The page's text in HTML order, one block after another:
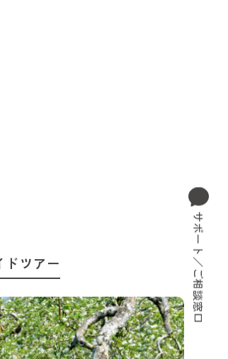
ドツアー サポート／ご相談窓口